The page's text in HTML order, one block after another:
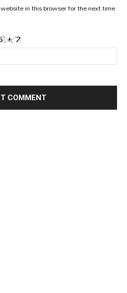
in this browser for the next time